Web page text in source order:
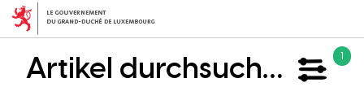
Direkt
zum
Artikel durchsuchen 1